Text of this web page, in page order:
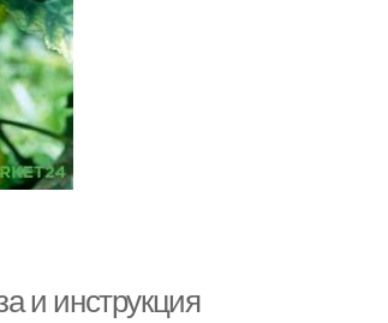
и инструкция